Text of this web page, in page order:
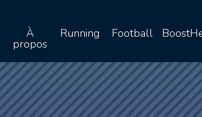
À
propos
Running Football